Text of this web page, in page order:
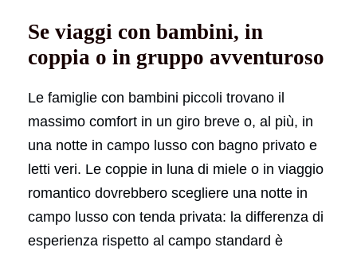
Se viaggi con bambini, in
coppia o in gruppo avventuroso
Le famiglie con bambini piccoli trovano il
massimo comfort in un giro breve o, al più, in
una notte in campo lusso con bagno privato e
letti veri. Le coppie in luna di miele o in viaggio
romantico dovrebbero scegliere una notte in
campo lusso con tenda privata: la differenza di
esperienza rispetto al campo standard è